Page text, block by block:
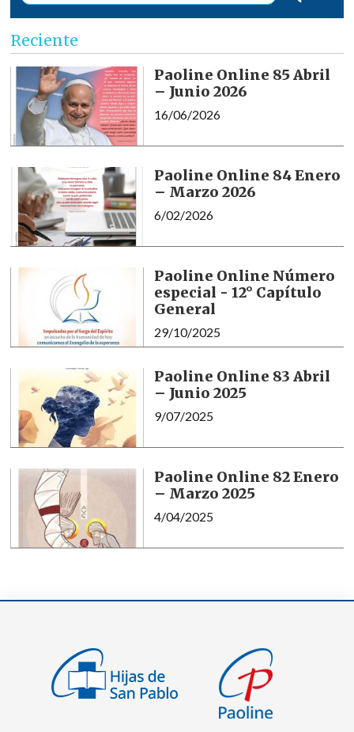
Reciente
Paoline Online 85 Abril
– Junio 2026
16/06/2026
Paoline Online 84 Enero
– Marzo 2026
6/02/2026
Paoline Online Número
especial - 12° Capítulo
General
29/10/2025
Paoline Online 83 Abril
– Junio 2025
9/07/2025
Paoline Online 82 Enero
– Marzo 2025
4/04/2025